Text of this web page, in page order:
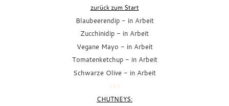
zurück zum Start
Blaubeerendip - in Arbeit
Zucchinidip - in Arbeit
Vegane Mayo - in Arbeit
Tomatenketchup - in Arbeit
Schwarze Olive - in Arbeit
xxx
CHUTNEYS: